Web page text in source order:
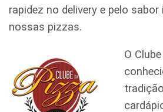
rapidez no delivery e pelo
nossas pizzas.
O